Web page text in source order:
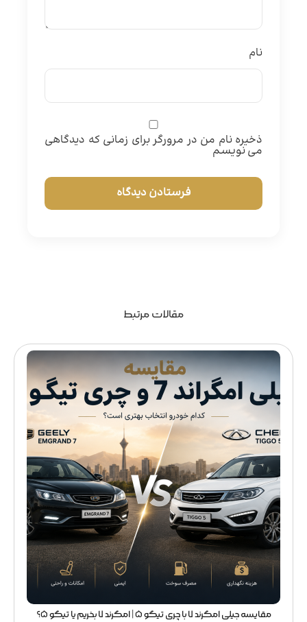
نام
ذخیره نام من در مرورگر برای زمانی که دیدگاهی
می نویسم
مقالات مرتبط
مقایسه جیلی امگرند 7 با چری تیگو 5 | امگرند 7 بخریم یا تیگو 5؟